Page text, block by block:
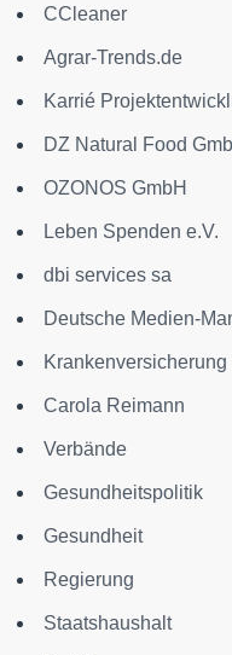
CCleaner
Agrar-Trends.de
Karrié
DZ Natural Food
OZONOS GmbH
Leben Spenden e.V.
dbi services sa
Deutsche Medien-
Krankenversicherung
Carola Reimann
Verbände
Gesundheitspolitik
Gesundheit
Regierung
Staatshaushalt